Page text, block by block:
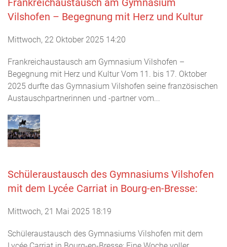
Frankreichaustausch am Gymnasium
Vilshofen – Begegnung mit Herz und Kultur
Mittwoch, 22 Oktober 2025 14:20
Frankreichaustausch am Gymnasium Vilshofen –
Begegnung mit Herz und Kultur Vom 11. bis 17. Oktober
2025 durfte das Gymnasium Vilshofen seine französischen
Austauschpartnerinnen und -partner vom...
Schüleraustausch des Gymnasiums Vilshofen
mit dem Lycée Carriat in Bourg-en-Bresse:
Mittwoch, 21 Mai 2025 18:19
Schüleraustausch des Gymnasiums Vilshofen mit dem